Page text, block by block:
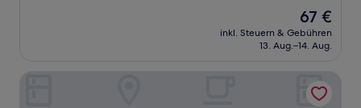
Der
Preis
beträgt
67 €
inkl. Steuern & Gebühren
13. Aug.–14. Aug.